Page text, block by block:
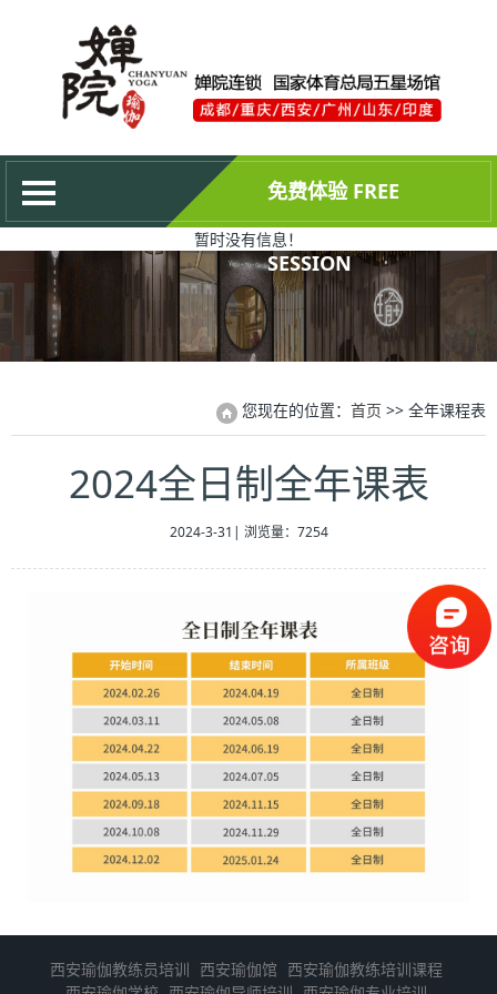
关于婵院
最新动态
培训中心
合作共赢
权威证书
联系我们
免费体验 FREE
SESSION
暂时没有信息！
您现在的位置： 首页 >> 全年课程表
2024全日制全年课表
2024-3-31 | 浏览量：7254
西安瑜伽教练员培训 西安瑜伽馆 西安瑜伽教练培训课程